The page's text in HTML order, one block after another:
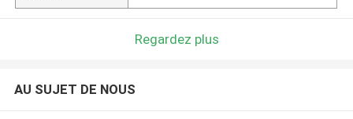
Regardez plus
AU SUJET DE NOUS